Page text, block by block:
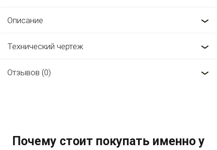
Описание
Технический чертеж
Отзывов (0)
Почему стоит покупать именно у